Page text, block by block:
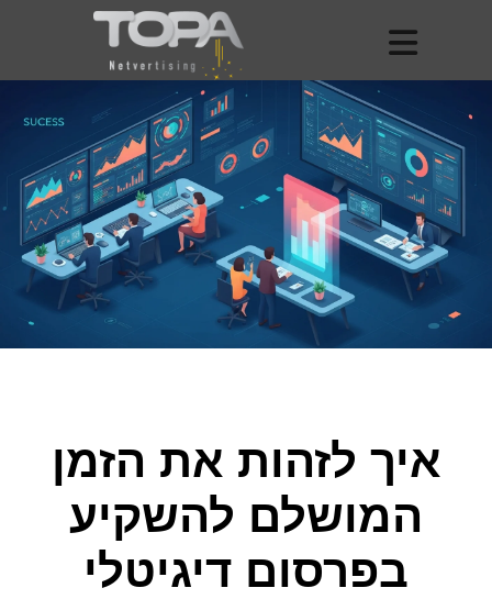
איך לזהות את הזמן
המושלם להשקיע
בפרסום דיגיטלי